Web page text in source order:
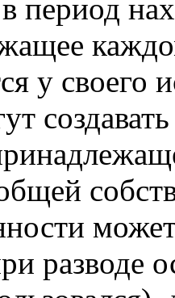
период
у своего
разводе